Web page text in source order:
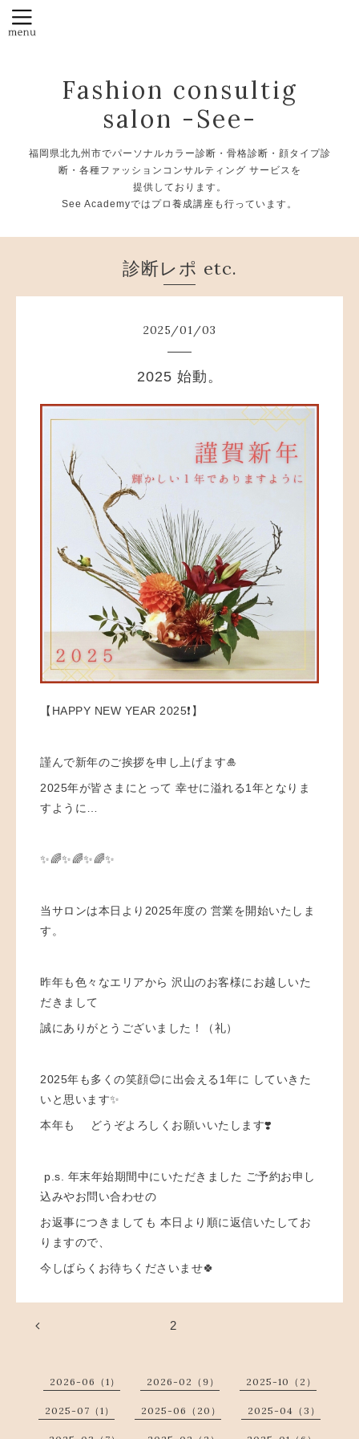
Fashion consultig
salon -See-
福岡県北九州市でパーソナルカラー診断・骨格診断・顔タイプ診
断・各種ファッションコンサルティング サービスを
提供しております。
See Academyではプロ養成講座も行っています。
診断レポ etc.
2025/01/03
2025 始動。
【HAPPY NEW YEAR 2025❗️】 ⁡
謹んで新年のご挨拶を申し上げます🎍 ⁡
2025年が皆さまにとって 幸せに溢れる1年となりま
すように… ⁡ ⁡
✨🌈✨🌈✨🌈✨
当サロンは本日より2025年度の 営業を開始いたしま
す。
昨年も色々なエリアから 沢山のお客様にお越しいた
だきまして
誠にありがとうございました！（礼）
2025年も多くの笑顔😊に出会える1年に していきた
いと思います✨
本年も どうぞよろしくお願いいたします❣️ ⁡
⁡ p.s. 年末年始期間中にいただきました ご予約お申し
込みやお問い合わせの
お返事につきましても 本日より順に返信いたしてお
りますので、
今しばらくお待ちくださいませ🍀 ⁡
2
2026-06（1） 2026-02（9） 2025-10（2）
2025-07（1） 2025-06（20） 2025-04（3）